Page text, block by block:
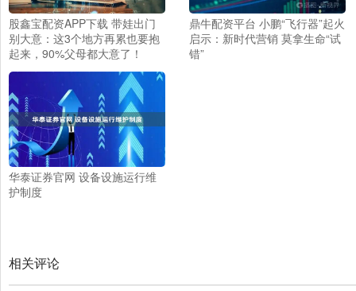
股鑫宝配资APP下载 带娃出门
别大意：这3个地方再累也要抱
起来，90%父母都大意了！
鼎牛配资平台 小鹏“飞行器”起火
启示：新时代营销 莫拿生命“试
错”
华泰证券官网 设备设施运行维
护制度
相关评论